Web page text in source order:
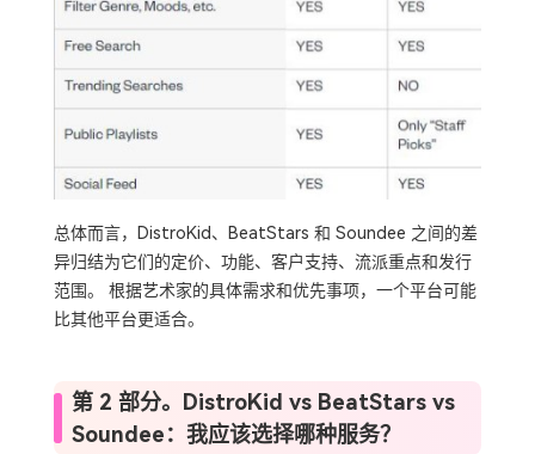
总体而言，DistroKid、BeatStars 和 Soundee 之间的差
异归结为它们的定价、功能、客户支持、流派重点和发行
范围。 根据艺术家的具体需求和优先事项，一个平台可能
比其他平台更适合。
第 2 部分。DistroKid vs BeatStars vs
Soundee：我应该选择哪种服务？